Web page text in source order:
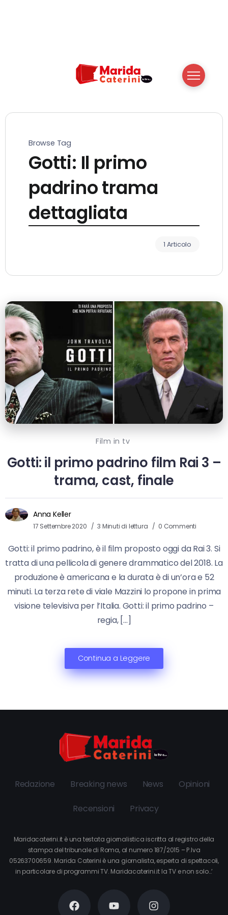
Browse Tag
Gotti: Il primo
padrino trama
dettagliata
1 Articolo
Film in tv
Gotti: il primo padrino film Rai 3 –
trama, cast, finale
Anna Keller
17 Settembre 2020 3 Minuti di lettura 0 Commenti
Gotti: il primo padrino, è il film proposto oggi da Rai 3. Si
tratta di una pellicola di genere drammatico del 2018. La
produzione è americana e la durata è di un’ora e 52
minuti. La terza rete di viale Mazzini lo propone in prima
visione televisiva per l’Italia. Gotti: il primo padrino –
regia, […]
Continua a Leggere
Redazione Breaking news News Opinioni
Recensioni Privacy
Maridacaterini.it è una testata giornalistica iscritta al registro della
stampa del tribunale di Roma, al numero 187/2015 – P.Iva
05263700659. Marida Caterini è una giornalista, esperta di spettacoli,
in particolare di programmi TV. Maridacaterini.it la TV e non solo…’